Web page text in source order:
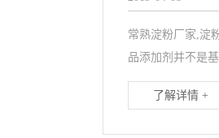
常熟淀粉厂家,淀
品添加剂并不是
了解详情 +